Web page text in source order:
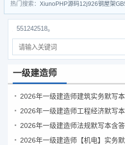
热门搜索： Xiuno PHP源码12j926钢屋架
。
一级建造师
2026年一级建造师建筑实务默写
2026年一级建造师工程经济默写
2026年一级建造师法规默写本含
2026年一级建造师【机电】实务